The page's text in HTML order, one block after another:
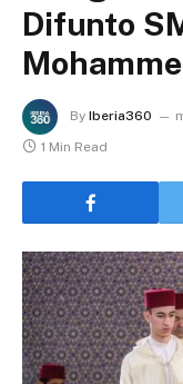
Difunto
By Iberia360
1 Min Read